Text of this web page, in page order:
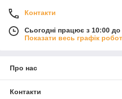
Контакти
Сьогодні працює з 10:00 до
Показати весь графік
Про нас
Контакти